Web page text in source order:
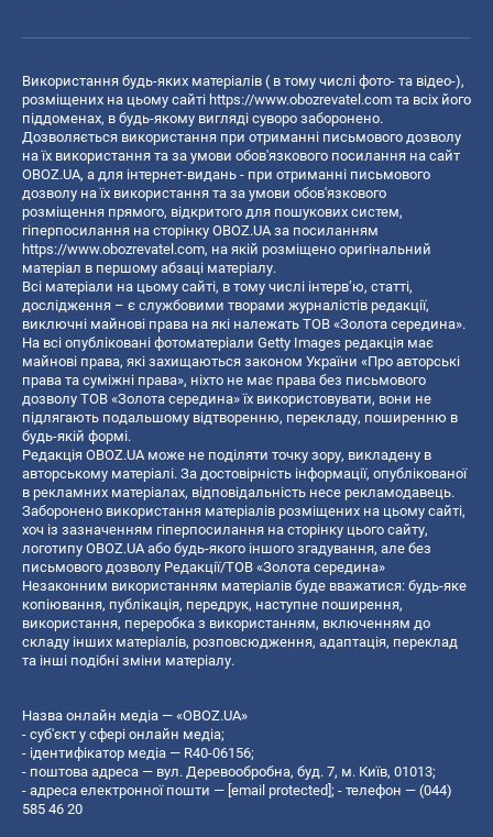
Використання будь-яких матеріалів ( в тому числі фото- та відео-),
розміщених на цьому сайті https://www.obozrevatel.com та всіх його
піддоменах, в будь-якому вигляді суворо заборонено.
Дозволяється використання при отриманні письмового дозволу
на їх використання та за умови обов'язкового посилання на сайт
OBOZ.UA, а для інтернет-видань - при отриманні письмового
дозволу на їх використання та за умови обов'язкового
розміщення прямого, відкритого для пошукових систем,
гіперпосилання на сторінку OBOZ.UA за посиланням
https://www.obozrevatel.com, на якій розміщено оригінальний
матеріал в першому абзаці матеріалу.
Всі матеріали на цьому сайті, в тому числі інтерв’ю, статті,
дослідження – є службовими творами журналістів редакції,
виключні майнові права на які належать ТОВ «Золота середина».
На всі опубліковані фотоматеріали Getty Images редакція має
майнові права, які захищаються законом України «Про авторські
права та суміжні права», ніхто не має права без письмового
дозволу ТОВ «Золота середина» їх використовувати, вони не
підлягають подальшому відтворенню, перекладу, поширенню в
будь-якій формі.
Редакція OBOZ.UA може не поділяти точку зору, викладену в
авторському матеріалі. За достовірність інформації, опублікованої
в рекламних матеріалах, відповідальність несе рекламодавець.
Заборонено використання матеріалів розміщених на цьому сайті,
хоч із зазначенням гіперпосилання на сторінку цього сайту,
логотипу OBOZ.UA або будь-якого іншого згадування, але без
письмового дозволу Редакції/ТОВ «Золота середина»
Незаконним використанням матеріалів буде вважатися: будь-яке
копiювання, публiкацiя, передрук, наступне поширення,
використання, переробка з використанням, включенням до
складу інших матеріалів, розповсюдження, адаптація, переклад
та інші подібні зміни матеріалу.
Назва онлайн медіа — «OBOZ.UA»
- суб'єкт у сфері онлайн медіа;
- ідентифікатор медіа — R40-06156;
- поштова адреса — вул. Деревообробна, буд. 7, м. Київ, 01013;
- адреса електронної пошти — [email protected]; - телефон — (044)
585 46 20